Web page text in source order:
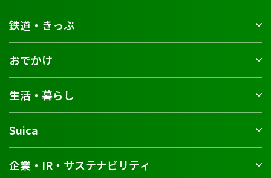
鉄道・きっぷ
おでかけ
生活・暮らし
Suica
企業・IR・サステナビリティ